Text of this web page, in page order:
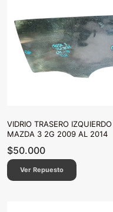
VIDRIO TRASERO IZQUIERDO
MAZDA 3 2G 2009 AL 2014
$50.000
Ver Repuesto